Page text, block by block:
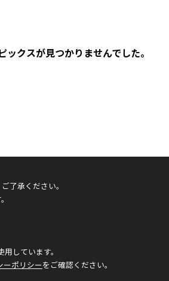
ックスが見つかりませんでした。
了承ください。
しています。
ーポリシーをご確認ください。